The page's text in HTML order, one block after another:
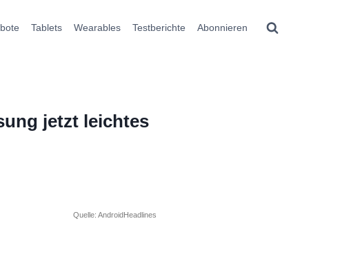
Tablets Wearables Testberichte Abonnieren
jetzt leichtes
Quelle: AndroidHeadlines